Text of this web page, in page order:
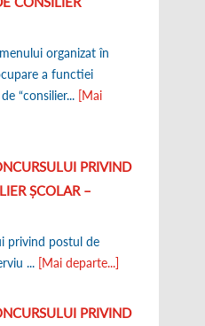
organizat în
a functiei
“consilier... [Mai
PRIVIND
ȘCOLAR –
privind postul de
... [Mai departe...]
PRIVIND